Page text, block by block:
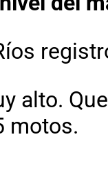
alto.
motos.